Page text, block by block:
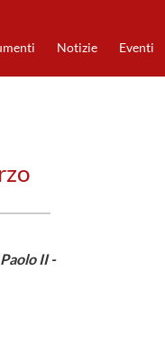
Notizie Eventi
II -